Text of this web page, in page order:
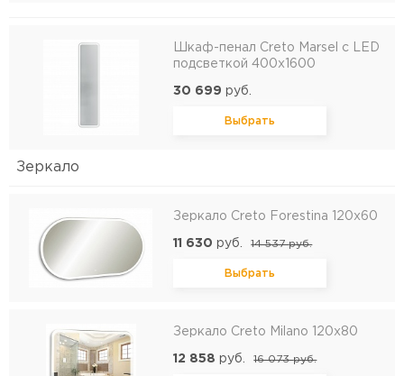
Шкаф-пенал Creto Marsel с LED
подсветкой 400х1600
30 699руб.
Выбрать
Зеркало
Зеркало Creto Forestina 120х60
11 630руб. 14 537руб.
Выбрать
Зеркало Creto Milano 120х80
12 858руб. 16 073руб.